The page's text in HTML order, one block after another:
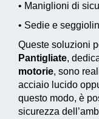
• Maniglioni di
• Sedie e
Queste soluzioni
Pantigliate,
motorie, sono
acciaio lucido
questo modo, è
sicurezza